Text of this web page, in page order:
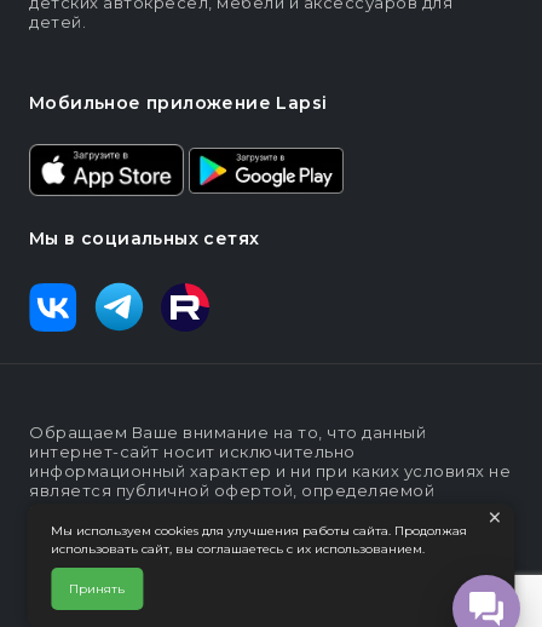
детей.
Мобильное приложение Lapsi
Мы в социальных сетях
Обращаем Ваше внимание на то, что данный
интернет-сайт носит исключительно
информационный характер и ни при каких условиях не
является публичной офертой, определяемой
положениями статьи п. 2 ст. 437 Гражданского кодекса
Российской Федерации
Политика конфеденциальности
Интернет-магазин "Lapsi".
×
Мы используем cookies для улучшения работы сайта. Продолжая
использовать сайт, вы соглашаетесь с их использованием.
Принять